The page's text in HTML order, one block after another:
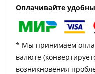
Оплачивайте
* Мы принимаем
валюте
возникновения